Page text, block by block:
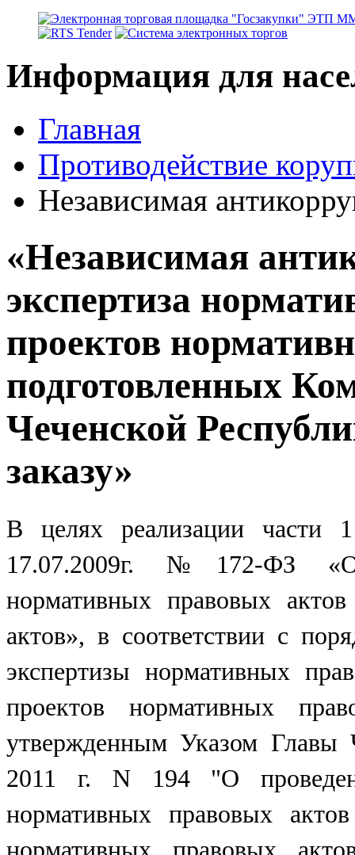
Информация для
Главная
Противодействие
Независимая
«Независимая
экспертиза
проектов
подготовленных
Чеченской
заказу»
В целях реализации части
17.07.2009г. №172-ФЗ «Об
нормативных правовых
актов», в соответствии с
экспертизы нормативных
проектов нормативных
утвержденным Указом Главы
2011 г. N 194 "О
нормативных правовых